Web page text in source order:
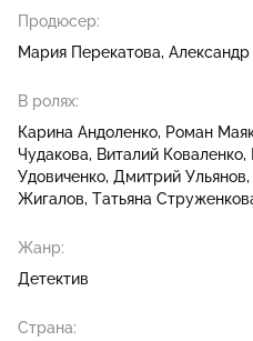
Продюсер:
Мария Перекатова
В ролях:
Карина Андоленко Роман
Чудакова Виталий Коваленко
Удовиченко Дмитрий Ульянов
Жигалов Татьяна
Жанр:
Детектив
Страна: